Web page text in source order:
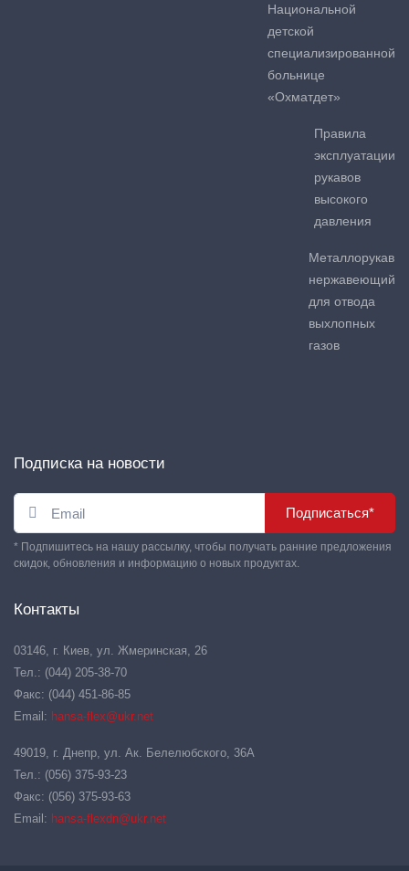
Национальной
детской
специализированной
больнице
«Охматдет»
Правила
эксплуатации
рукавов
высокого
давления
Металлорукав
нержавеющий
для отвода
выхлопных
газов
Подписка на новости
Подписаться*
* Подпишитесь на нашу рассылку, чтобы получать ранние предложения
скидок, обновления и информацию о новых продуктах.
Контакты
03146, г. Киев, ул. Жмеринская, 26
Тел.: (044) 205-38-70
Факс: (044) 451-86-85
Email: hansa-flex@ukr.net
49019, г. Днепр, ул. Ак. Белелюбского, 36А
Тел.: (056) 375-93-23
Факс: (056) 375-93-63
Email: hansa-flexdn@ukr.net